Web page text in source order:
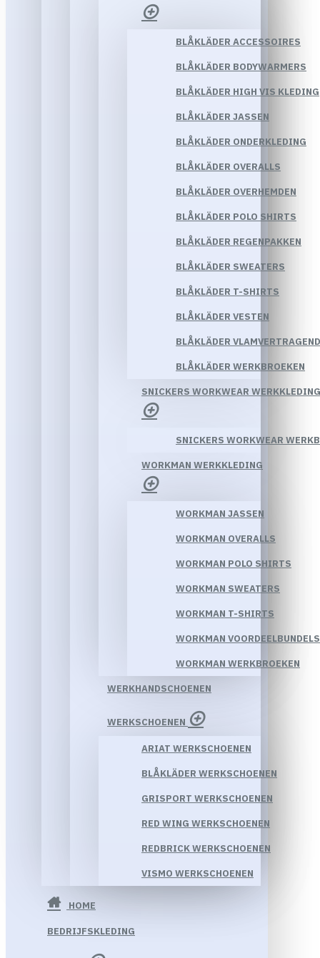
BLÅKLÄDER ACCESSOIRES
BLÅKLÄDER BODYWARMERS
BLÅKLÄDER HIGH VIS KLEDING
BLÅKLÄDER JASSEN
BLÅKLÄDER ONDERKLEDING
BLÅKLÄDER OVERALLS
BLÅKLÄDER OVERHEMDEN
BLÅKLÄDER POLO SHIRTS
BLÅKLÄDER REGENPAKKEN
BLÅKLÄDER SWEATERS
BLÅKLÄDER T-SHIRTS
BLÅKLÄDER VESTEN
BLÅKLÄDER
BLÅKLÄDER WERKBROEKEN
SNICKERS WORKWEAR WERKKLEDING
SNICKERS WORKWEAR
WORKMAN WERKKLEDING
WORKMAN JASSEN
WORKMAN OVERALLS
WORKMAN POLO SHIRTS
WORKMAN SWEATERS
WORKMAN T-SHIRTS
WORKMAN VOORDEELBUNDELS
WORKMAN WERKBROEKEN
WERKHANDSCHOENEN
WERKSCHOENEN
ARIAT WERKSCHOENEN
BLÅKLÄDER WERKSCHOENEN
GRISPORT WERKSCHOENEN
RED WING WERKSCHOENEN
REDBRICK WERKSCHOENEN
VISMO WERKSCHOENEN
HOME
BEDRIJFSKLEDING